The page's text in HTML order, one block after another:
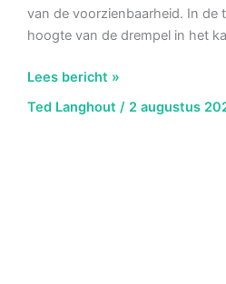
van de voorzienbaarheid. In de
hoogte van de drempel in het
AbRS
28
Lees bericht »
Ted Langhout / 2 augustus